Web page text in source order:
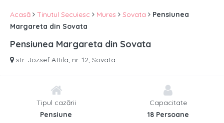
Acasă Tinutul Secuiesc Mures Sovata
Pensiunea
Margareta din Sovata
Pensiunea Margareta din Sovata
str. Jozsef Attila, nr. 12, Sovata
Tipul cazării
Pensiune
Capacitate
18 Persoane